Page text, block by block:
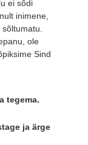
ei sõdi
inimene,
ole
Sind
tegema.
ja ärge